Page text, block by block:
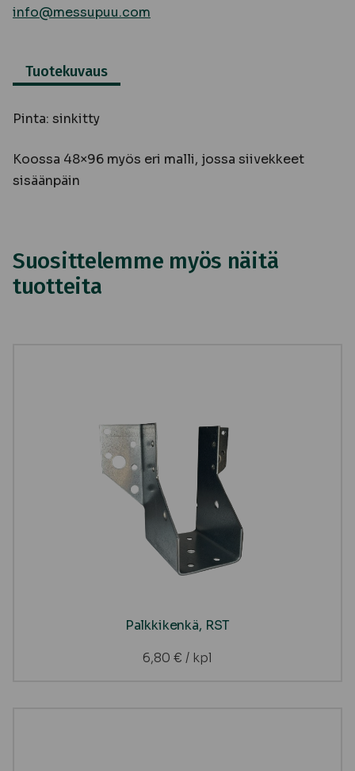
info@messupuu.com
Tuotekuvaus
Pinta: sinkitty
Koossa 48×96 myös eri malli, jossa siivekkeet
sisäänpäin
Suosittelemme myös näitä
tuotteita
Palkkikenkä, RST
6,80 € / kpl